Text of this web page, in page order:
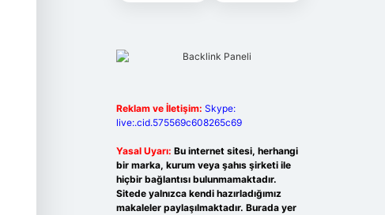
Reklam ve İletişim: Skype:
live:.cid.575569c608265c69
Yasal Uyarı: Bu internet sitesi, herhangi
bir marka, kurum veya şahıs şirketi ile
hiçbir bağlantısı bulunmamaktadır.
Sitede yalnızca kendi hazırladığımız
makaleler paylaşılmaktadır. Burada yer